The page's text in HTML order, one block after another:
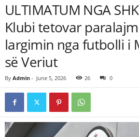
ULTIMATUM NGA
Klubi tetovar
largimin nga futbolli i
së Veriut
By Admin - June 5, 2026 26 0